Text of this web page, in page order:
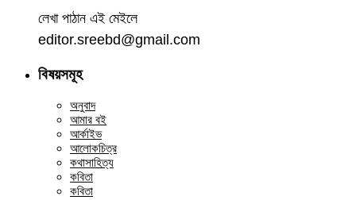
লেখা পাঠান এই মেইলে
editor.sreebd@gmail.com
বিষয়সমূহ
অনুবাদ
আমার বই
আর্কাইভ
আলোকচিত্র
কথাসাহিত্য
কবিতা
কবিতা